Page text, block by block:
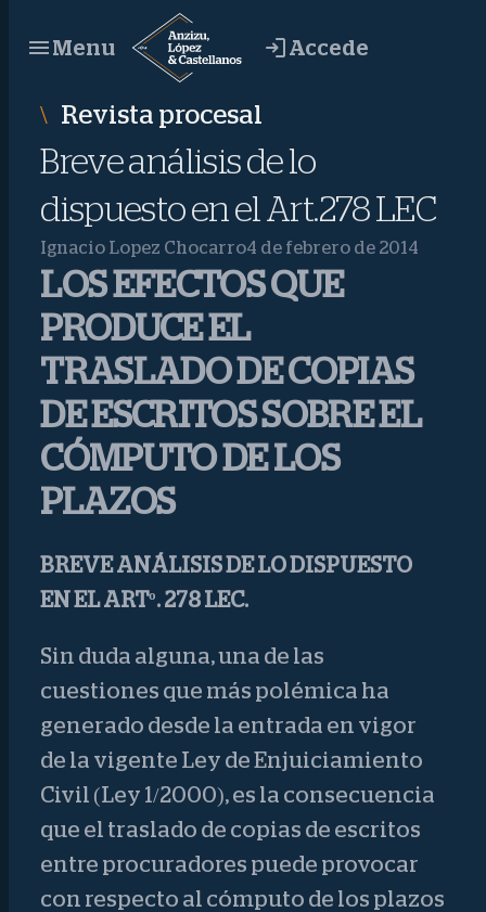
contenido
Menu Accede
Revista procesal
Breve análisis de lo
dispuesto en el Art.278 LEC
Ignacio Lopez Chocarro4 de febrero de 2014
LOS EFECTOS QUE
PRODUCE EL
TRASLADO DE COPIAS
DE ESCRITOS SOBRE EL
CÓMPUTO DE LOS
PLAZOS
BREVE ANÁLISIS DE LO DISPUESTO
EN EL ARTº. 278 LEC.
Sin duda alguna, una de las
cuestiones que más polémica ha
generado desde la entrada en vigor
de la vigente Ley de Enjuiciamiento
Civil (Ley 1/2000), es la consecuencia
que el traslado de copias de escritos
entre procuradores puede provocar
con respecto al cómputo de los plazos